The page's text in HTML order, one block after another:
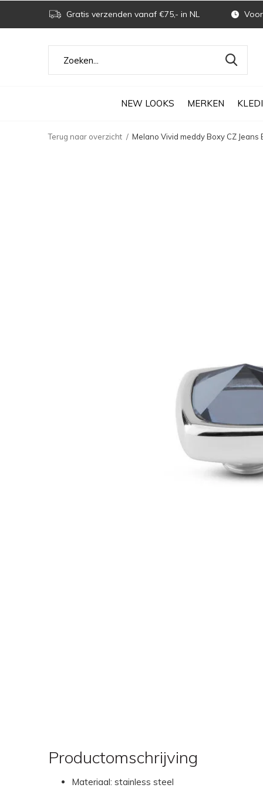
NEW LOOKS MERKEN
Gratis verzenden vanaf €75,- in NL
Terug naar overzicht Melano Vivid meddy Boxy CZ Jeans
Productomschrijving
Materiaal: stainless steel